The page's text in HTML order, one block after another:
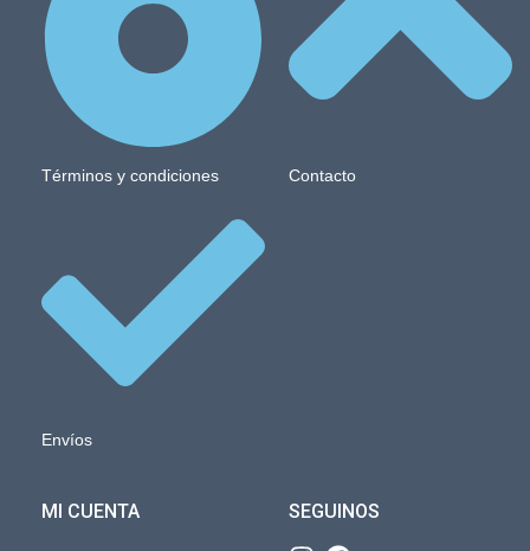
Términos y condiciones
Envíos
Contacto
MI CUENTA SEGUINOS